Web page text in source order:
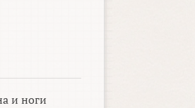
и ноги